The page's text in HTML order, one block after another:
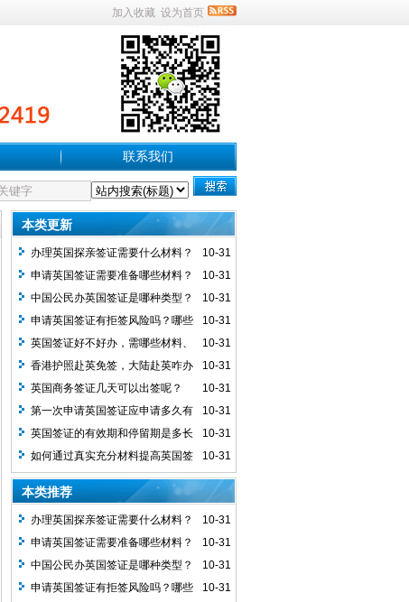
加入收藏 设为首页
联系我们
本类更新
10-31
办理英国探亲签证需要什么材料？
10-31
申请英国签证需要准备哪些材料？
10-31
中国公民办英国签证是哪种类型？
能否办电子签及两者有何不同？
10-31
申请英国签证有拒签风险吗？哪些
原因会拒签及如何提高出签率？
10-31
英国签证好不好办，需哪些材料、
有啥特殊要求及注意事项？
10-31
香港护照赴英免签，大陆赴英咋办
签及签证情况如何？
10-31
英国商务签证几天可以出签呢？
10-31
第一次申请英国签证应申请多久有
效期的签证？
10-31
英国签证的有效期和停留期是多长
时间呢？
10-31
如何通过真实充分材料提高英国签
证出签率？
本类推荐
10-31
办理英国探亲签证需要什么材料？
10-31
申请英国签证需要准备哪些材料？
10-31
中国公民办英国签证是哪种类型？
能否办电子签及两者有何不同？
10-31
申请英国签证有拒签风险吗？哪些